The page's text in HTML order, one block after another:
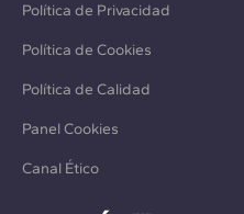
Política de Privacidad
Política de Cookies
Política de Calidad
Panel Cookies
Canal Ético